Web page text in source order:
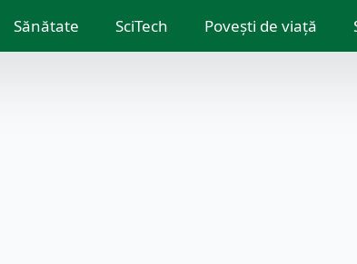
Sănătate SciTech Povești de viață